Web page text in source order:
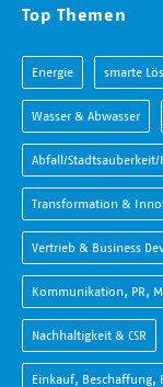
Top Themen
Energie smarte
Wasser & Abwasser
Abfall/
Transformation &
Vertrieb & Business
Kommunikation, PR,
Nachhaltigkeit & CSR
Einkauf, Beschaffung,